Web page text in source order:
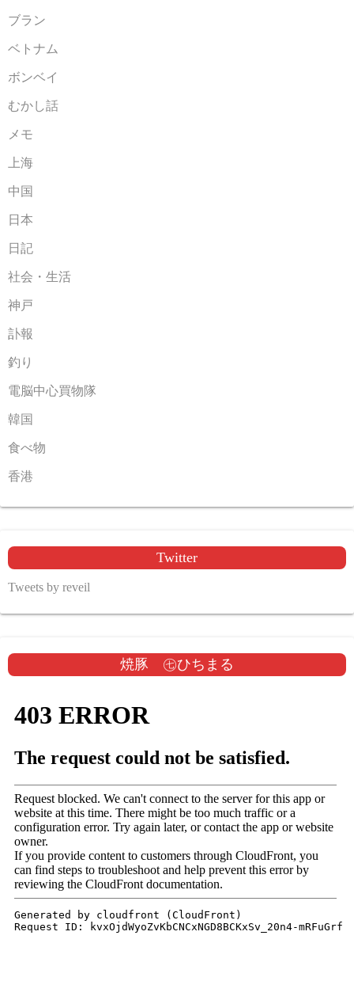
ブラン
ベトナム
ボンベイ
むかし話
メモ
上海
中国
日本
日記
社会・生活
神戸
訃報
釣り
電脳中心買物隊
韓国
食べ物
香港
Twitter
Tweets by reveil
焼豚 ㊆ひちまる